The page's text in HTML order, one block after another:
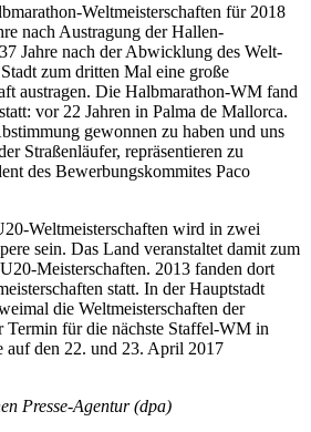
Weltmeisterschaften für 2018
nach Austragung der Hallen-
Jahre nach der Abwicklung des Welt-
zum dritten Mal eine große
austragen. Die Halbmarathon-WM fand
vor 22 Jahren in Palma de Mallorca.
gewonnen zu haben und uns
Straßenläufer, repräsentieren zu
des Bewerbungskommites Paco
Weltmeisterschaften wird in zwei
sein. Das Land veranstaltet damit zum
Meisterschaften. 2013 fanden dort
statt. In der Hauptstadt
die Weltmeisterschaften der
Termin für die nächste Staffel-WM in
auf den 22. und 23. April 2017
Presse-Agentur (dpa)